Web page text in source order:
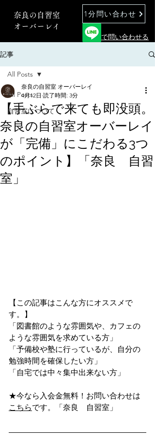
奈良の自習室
オーバーレイ
1分問い合わせ
で問い合わせる
記事
All Posts
自習室について
All Posts
【手ぶらで来ても即没頭。
奈良の自習室オーバーレイ
が「完備」にこだわる3つ
のポイント】「奈良 自習
室」
奈良の自習室 オーバーレイ
4月12日 読了時間: 3分
【この記事はこんな方にオススメで
す。】
「図書館のような雰囲気や、カフェの
ような雰囲気を求めている方」
「予備校や塾に行っているが、自分の
勉強時間を確保したい方」
「自宅では中々集中出来ない方」
★今なら入会金無料！お問い合わせは
こちらです。「奈良　自習室」